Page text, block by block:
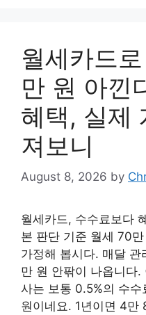
월세카드
만 원 아낀
혜택, 실제
져보니
August 8, 2026 by
월세카드, 수수료보다
본 판단 기준 월세 70
가정해 봅시다. 매달
만 원 안팎이 나옵니다.
사는 보통 0.5%의 수
원이네요. 1년이면 4만